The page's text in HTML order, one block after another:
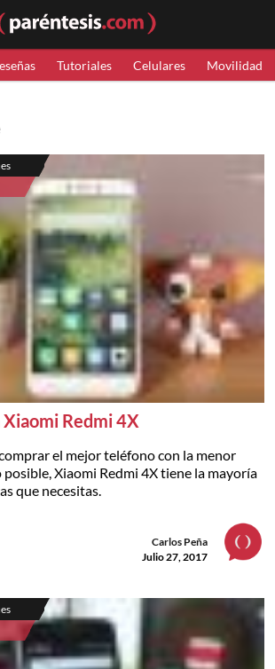
Tutoriales Celulares Movilidad
Redmi 4X
el mejor teléfono con la menor
Xiaomi Redmi 4X tiene la mayoría
que necesitas.
Carlos Peña
Julio 27, 2017